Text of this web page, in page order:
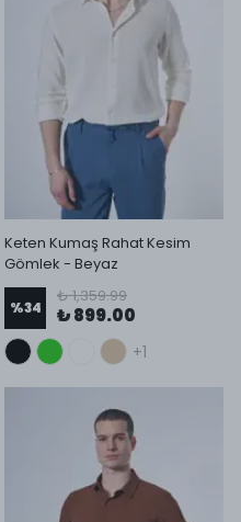
Keten Kumaş Rahat Kesim
Gömlek - Beyaz
%34
₺ 1,359.99
₺ 899.00
+1